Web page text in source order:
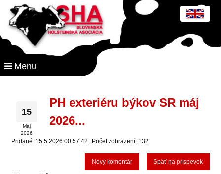
Menu
15
Máj
2026
PH exteriéru býkov SR máj
2026...
Pridané: 15.5.2026 00:57:42 Počet zobrazení: 132
Späť na príspevok
Nový komentár